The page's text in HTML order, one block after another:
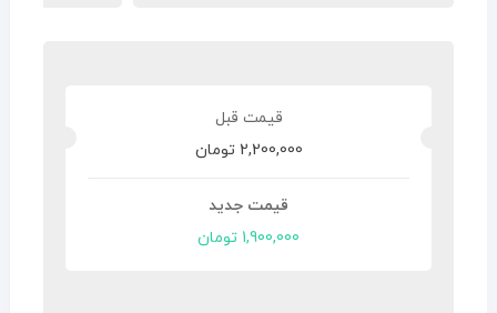
2,200,000 تومان
1,900,000 تومان